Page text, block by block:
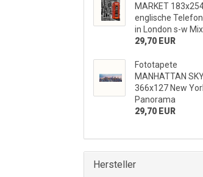
MARKET
englische
in London s-w Mix
29,70 EUR
Fototapete
MANHATTAN
366x127 New
Panorama
29,70 EUR
Hersteller